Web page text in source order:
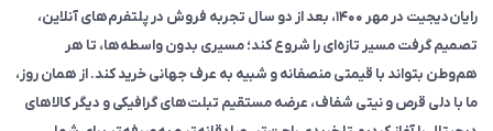
رایان‌دیجیت در مهر ۱۴۰۰، بعد از دو سال تجربه فروش در پلتفرم‌های آنلاین،
تصمیم گرفت مسیر تازه‌ای را شروع کند؛ مسیری بدون واسطه‌ها، تا هر
هم‌وطن بتواند با قیمتی منصفانه و شبیه به عرف جهانی خرید کند. از همان روز،
ما با دلی قرص و نیتی شفاف، عرضه مستقیم تبلت‌های گرافیکی و دیگر کالاهای